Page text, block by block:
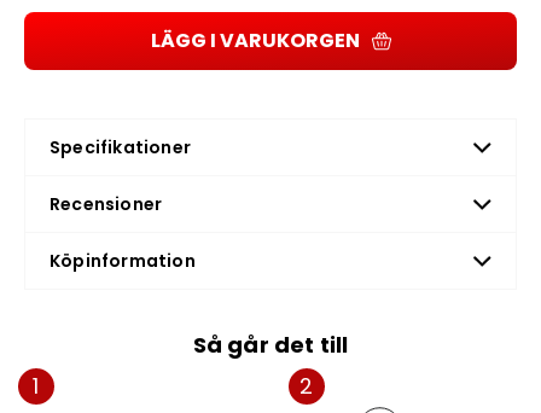
LÄGG I VARUKORGEN
Specifikationer
Recensioner
Köpinformation
Så går det till
1
2